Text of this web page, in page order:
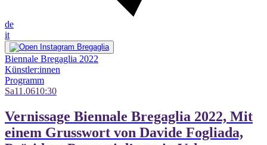
de
it
Biennale Bregaglia 2022
Künstler:innen
Programm
Sa11.0610:30
Vernissage Biennale Bregaglia 2022, Mit
einem Grusswort von Davide Fogliada,